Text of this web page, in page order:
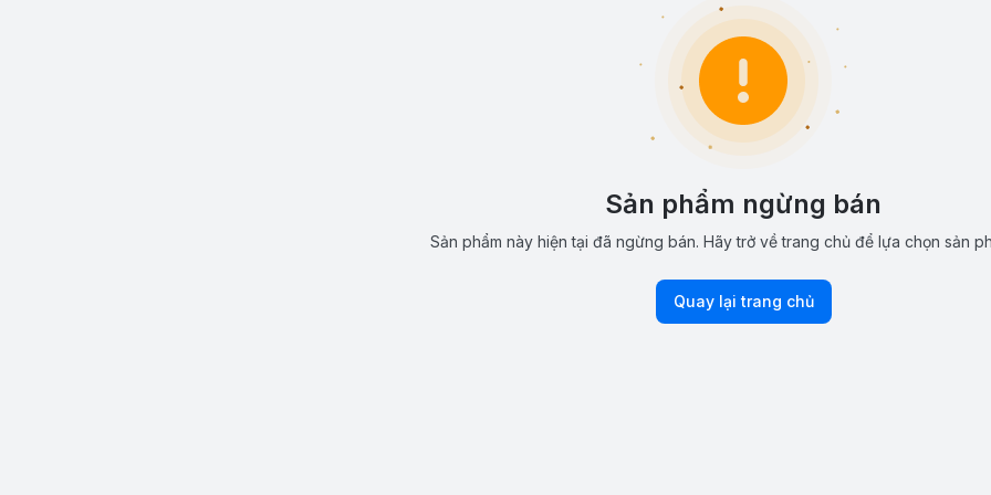
Sản phẩm ngừng bán
Sản phẩm này hiện tại đã ngừng bán. Hãy trở về trang chủ để lựa chọn sản
Quay lại trang chủ